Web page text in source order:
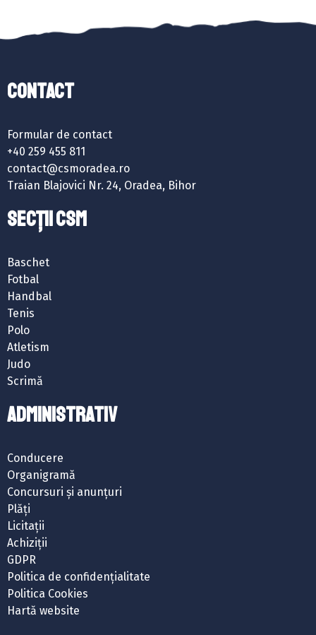
Contact
Formular de contact
+40 259 455 811
contact@csmoradea.ro
Traian Blajovici Nr. 24, Oradea, Bihor
SECȚII CSM
Baschet
Fotbal
Handbal
Tenis
Polo
Atletism
Judo
Scrimă
ADMINISTRATIV
Conducere
Organigramă
Concursuri și anunțuri
Plăți
Licitații
Achiziții
GDPR
Politica de confidențialitate
Politica Cookies
Hartă website